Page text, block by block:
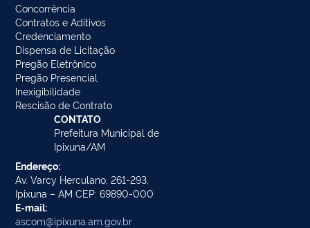
Concorrência
Contratos e Aditivos
Credenciamento
Dispensa de Licitação
Pregão Eletrônico
Pregão Presencial
Inexigibilidade
Rescisão de Contrato
CONTATO
Prefeitura Municipal de
Ipixuna/AM
Endereço:
Av. Varcy Herculano, 261-293,
Ipixuna – AM CEP: 69890-000
E-mail:
ascom@ipixuna.am.gov.br